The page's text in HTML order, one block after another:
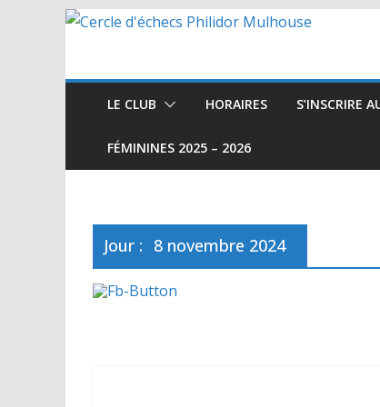
Passer
LE CLUB HORAIRES S’INSCRIRE
FÉMININES 2025 – 2026
Jour : 8 novembre 2024